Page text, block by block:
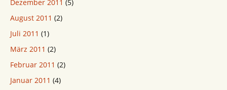
Dezember 2011 (5)
August 2011 (2)
Juli 2011 (1)
März 2011 (2)
Februar 2011 (2)
Januar 2011 (4)